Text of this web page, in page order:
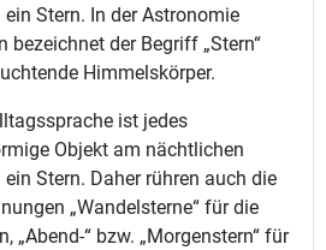
ein Stern. In der Astronomie
bezeichnet der Begriff „Stern“
Himmelskörper.
ist jedes
Objekt am nächtlichen
ein Stern. Daher rühren auch die
„Wandelsterne“ für die
„Abend-“ bzw. „Morgenstern“ für